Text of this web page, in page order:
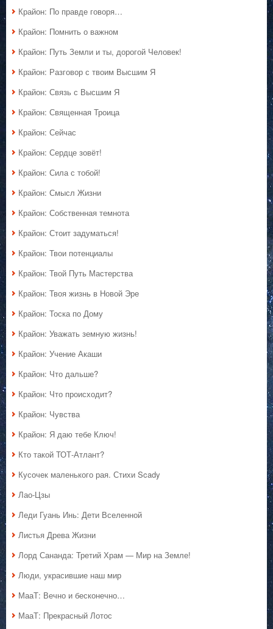
Крайон: По правде говоря…
Крайон: Помнить о важном
Крайон: Путь Земли и ты, дорогой Человек!
Крайон: Разговор с твоим Высшим Я
Крайон: Связь с Высшим Я
Крайон: Священная Троица
Крайон: Сейчас
Крайон: Сердце зовёт!
Крайон: Сила с тобой!
Крайон: Смысл Жизни
Крайон: Собственная темнота
Крайон: Стоит задуматься!
Крайон: Твои потенциалы
Крайон: Твой Путь Мастерства
Крайон: Твоя жизнь в Новой Эре
Крайон: Тоска по Дому
Крайон: Уважать земную жизнь!
Крайон: Учение Акаши
Крайон: Что дальше?
Крайон: Что происходит?
Крайон: Чувства
Крайон: Я даю тебе Ключ!
Кто такой ТОТ-Атлант?
Кусочек маленького рая. Стихи Scady
Лао-Цзы
Леди Гуань Инь: Дети Вселенной
Листья Древа Жизни
Лорд Сананда: Третий Храм — Мир на Земле!
Люди, украсившие наш мир
МааТ: Вечно и бесконечно…
МааТ: Прекрасный Лотос